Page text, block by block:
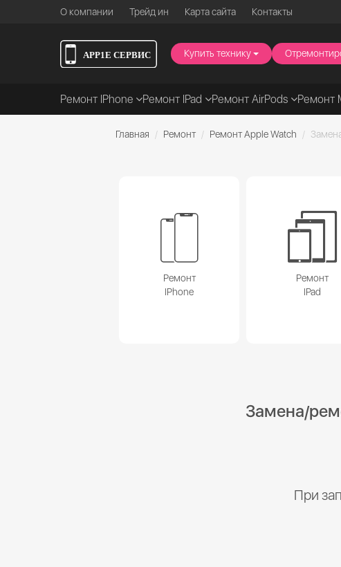
О компании Трейд ин Карта сайта Контакты
Купить технику
Ремонт IPhone Ремонт IPad Ремонт AirPods Ремонт
Главная Ремонт Ремонт Apple Watch
Ремонт
IPhone
Ремонт
IPad
Замена/
При